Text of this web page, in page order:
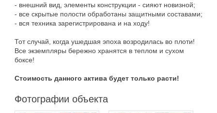
- внешний вид, элементы конструкции - сияют новизной;
- все скрытые полости обработаны защитными составами;
- вся техника зарегистрирована и на ходу!
Тот случай, когда ушедшая эпоха возродилась во плоти!
Все экземпляры бережно хранятся в теплом и сухом
боксе!
Стоимость данного актива будет только расти!
Фотографии объекта